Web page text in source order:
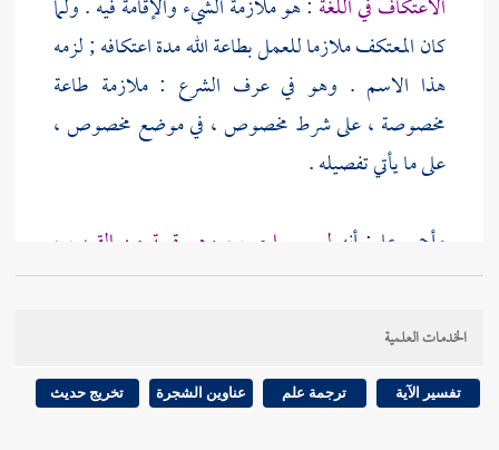
الاعتكاف في اللغة : هو ملازمة الشيء والإقامة فيه . ولما
كان المعتكف ملازما للعمل بطاعة الله مدة اعتكافه ; لزمه
هذا الاسم . وهو في عرف الشرع : ملازمة طاعة
مخصوصة ، على شرط مخصوص ، في موضع مخصوص ،
على ما يأتي تفصيله .
وأجمع على: أنه ليس بواجب ، وهو قربة من القرب ،
ونافلة من النوافل ، عمل بها رسول الله - صلى الله عليه
وسلم - وأصحابه وأزواجه ، ويكره الدخول فيه لمن
يخاف عليه العجز عن الوفاء بحقوقه .الخدمات العلمية
تفسير الآية ترجمة علم عناوين الشجرة تخريج حديث